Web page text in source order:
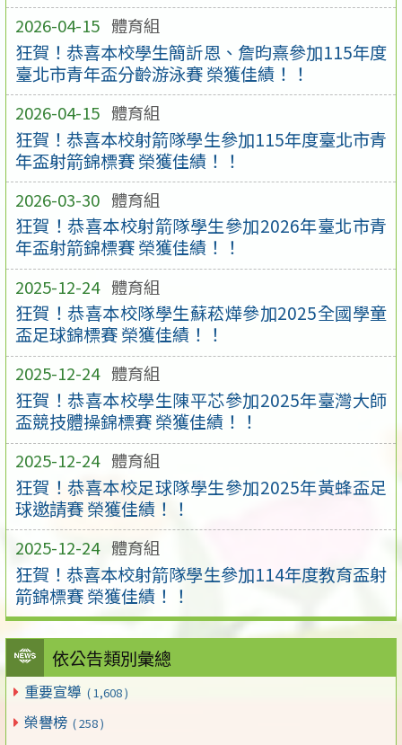
2026-04-15 體育組
狂賀！恭喜本校學生簡訢恩、詹昀熹參加115年度
臺北市青年盃分齡游泳賽 榮獲佳績！！
2026-04-15 體育組
狂賀！恭喜本校射箭隊學生參加115年度臺北市青
年盃射箭錦標賽 榮獲佳績！！
2026-03-30 體育組
狂賀！恭喜本校射箭隊學生參加2026年臺北市青
年盃射箭錦標賽 榮獲佳績！！
2025-12-24 體育組
狂賀！恭喜本校隊學生蘇菘燁參加2025全國學童
盃足球錦標賽 榮獲佳績！！
2025-12-24 體育組
狂賀！恭喜本校學生陳平芯參加2025年臺灣大師
盃競技體操錦標賽 榮獲佳績！！
2025-12-24 體育組
狂賀！恭喜本校足球隊學生參加2025年黃蜂盃足
球邀請賽 榮獲佳績！！
2025-12-24 體育組
狂賀！恭喜本校射箭隊學生參加114年度教育盃射
箭錦標賽 榮獲佳績！！
依公告類別彙總
重要宣導 ( 1,608 )
榮譽榜 ( 258 )